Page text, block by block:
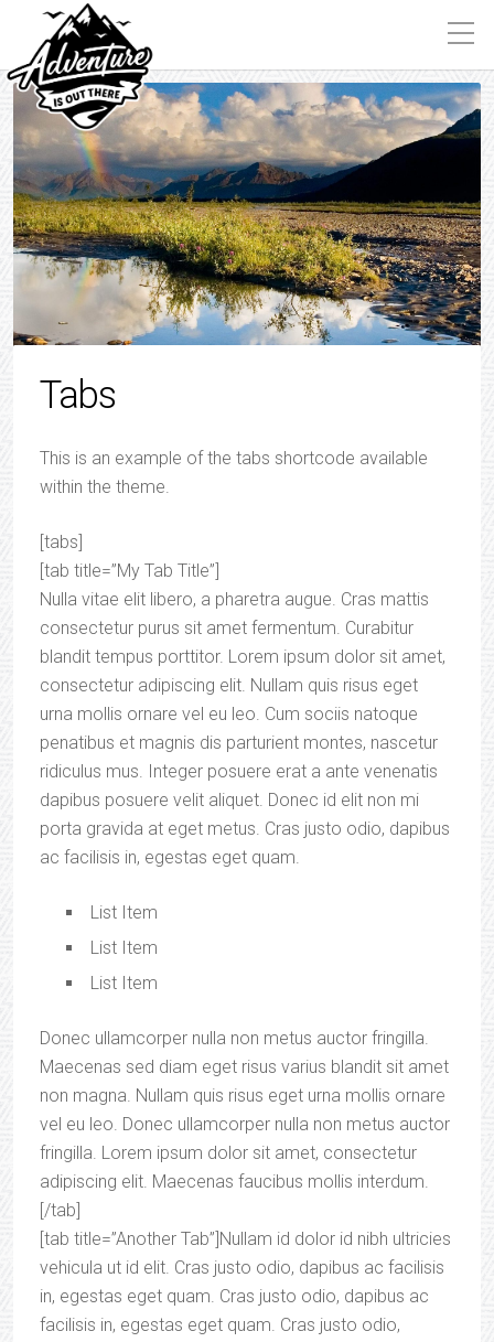
Tabs
This is an example of the tabs shortcode available
within the theme.
[tabs]
[tab title=”My Tab Title”]
Nulla vitae elit libero, a pharetra augue. Cras mattis
consectetur purus sit amet fermentum. Curabitur
blandit tempus porttitor. Lorem ipsum dolor sit amet,
consectetur adipiscing elit. Nullam quis risus eget
urna mollis ornare vel eu leo. Cum sociis natoque
penatibus et magnis dis parturient montes, nascetur
ridiculus mus. Integer posuere erat a ante venenatis
dapibus posuere velit aliquet. Donec id elit non mi
porta gravida at eget metus. Cras justo odio, dapibus
ac facilisis in, egestas eget quam.
List Item
List Item
List Item
Donec ullamcorper nulla non metus auctor fringilla.
Maecenas sed diam eget risus varius blandit sit amet
non magna. Nullam quis risus eget urna mollis ornare
vel eu leo. Donec ullamcorper nulla non metus auctor
fringilla. Lorem ipsum dolor sit amet, consectetur
adipiscing elit. Maecenas faucibus mollis interdum.
[/tab]
[tab title=”Another Tab”]Nullam id dolor id nibh ultricies
vehicula ut id elit. Cras justo odio, dapibus ac facilisis
in, egestas eget quam. Cras justo odio, dapibus ac
facilisis in, egestas eget quam. Cras justo odio,